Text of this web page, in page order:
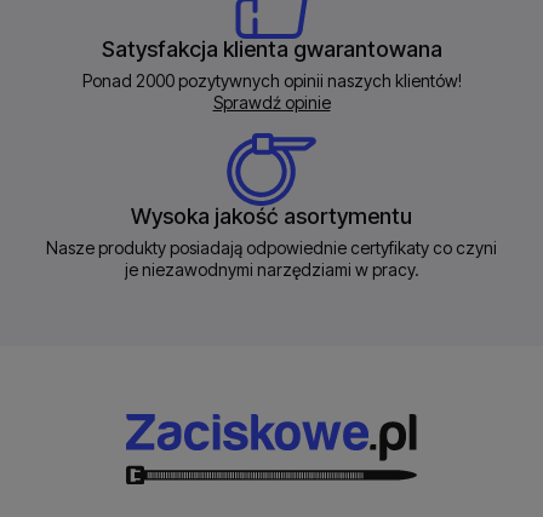
Satysfakcja klienta gwarantowana
Ponad 2000 pozytywnych opinii naszych klientów!
Sprawdź opinie
Wysoka jakość asortymentu
Nasze produkty posiadają odpowiednie certyfikaty co czyni
je niezawodnymi narzędziami w pracy.